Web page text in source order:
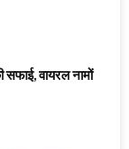
वायरल नामों